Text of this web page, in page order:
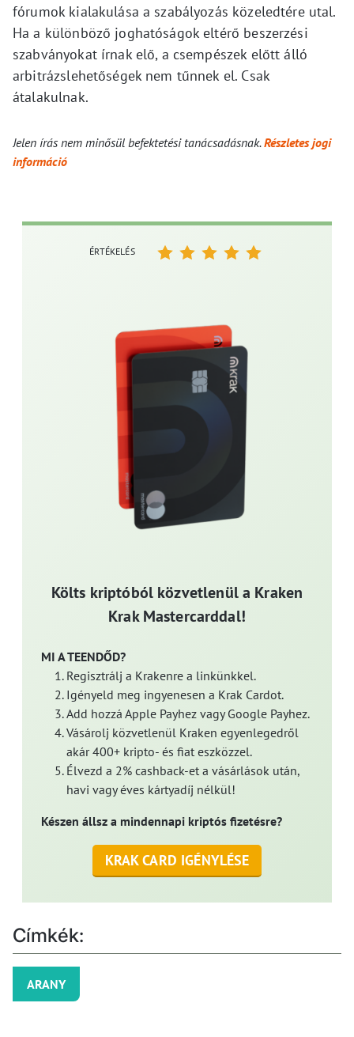
fórumok kialakulása a szabályozás közeledtére utal.
Ha a különböző joghatóságok eltérő beszerzési
szabványokat írnak elő, a csempészek előtt álló
arbitrázslehetőségek nem tűnnek el. Csak
átalakulnak.
Jelen írás nem minősül befektetési tanácsadásnak.Részletes jogi
információ
Költs kriptóból közvetlenül a Kraken
Krak Mastercarddal!
MI A TEENDŐD?
Regisztrálj a Krakenre a linkünkkel.
Igényeld meg ingyenesen a Krak Cardot.
Add hozzá Apple Payhez vagy Google Payhez.
Vásárolj közvetlenül Kraken egyenlegedről
akár 400+ kripto- és fiat eszközzel.
Élvezd a 2% cashback-et a vásárlások után,
havi vagy éves kártyadíj nélkül!
Készen állsz a mindennapi kriptós fizetésre?
KRAK CARD IGÉNYLÉSE
ÉRTÉKELÉS
Címkék:
ARANY